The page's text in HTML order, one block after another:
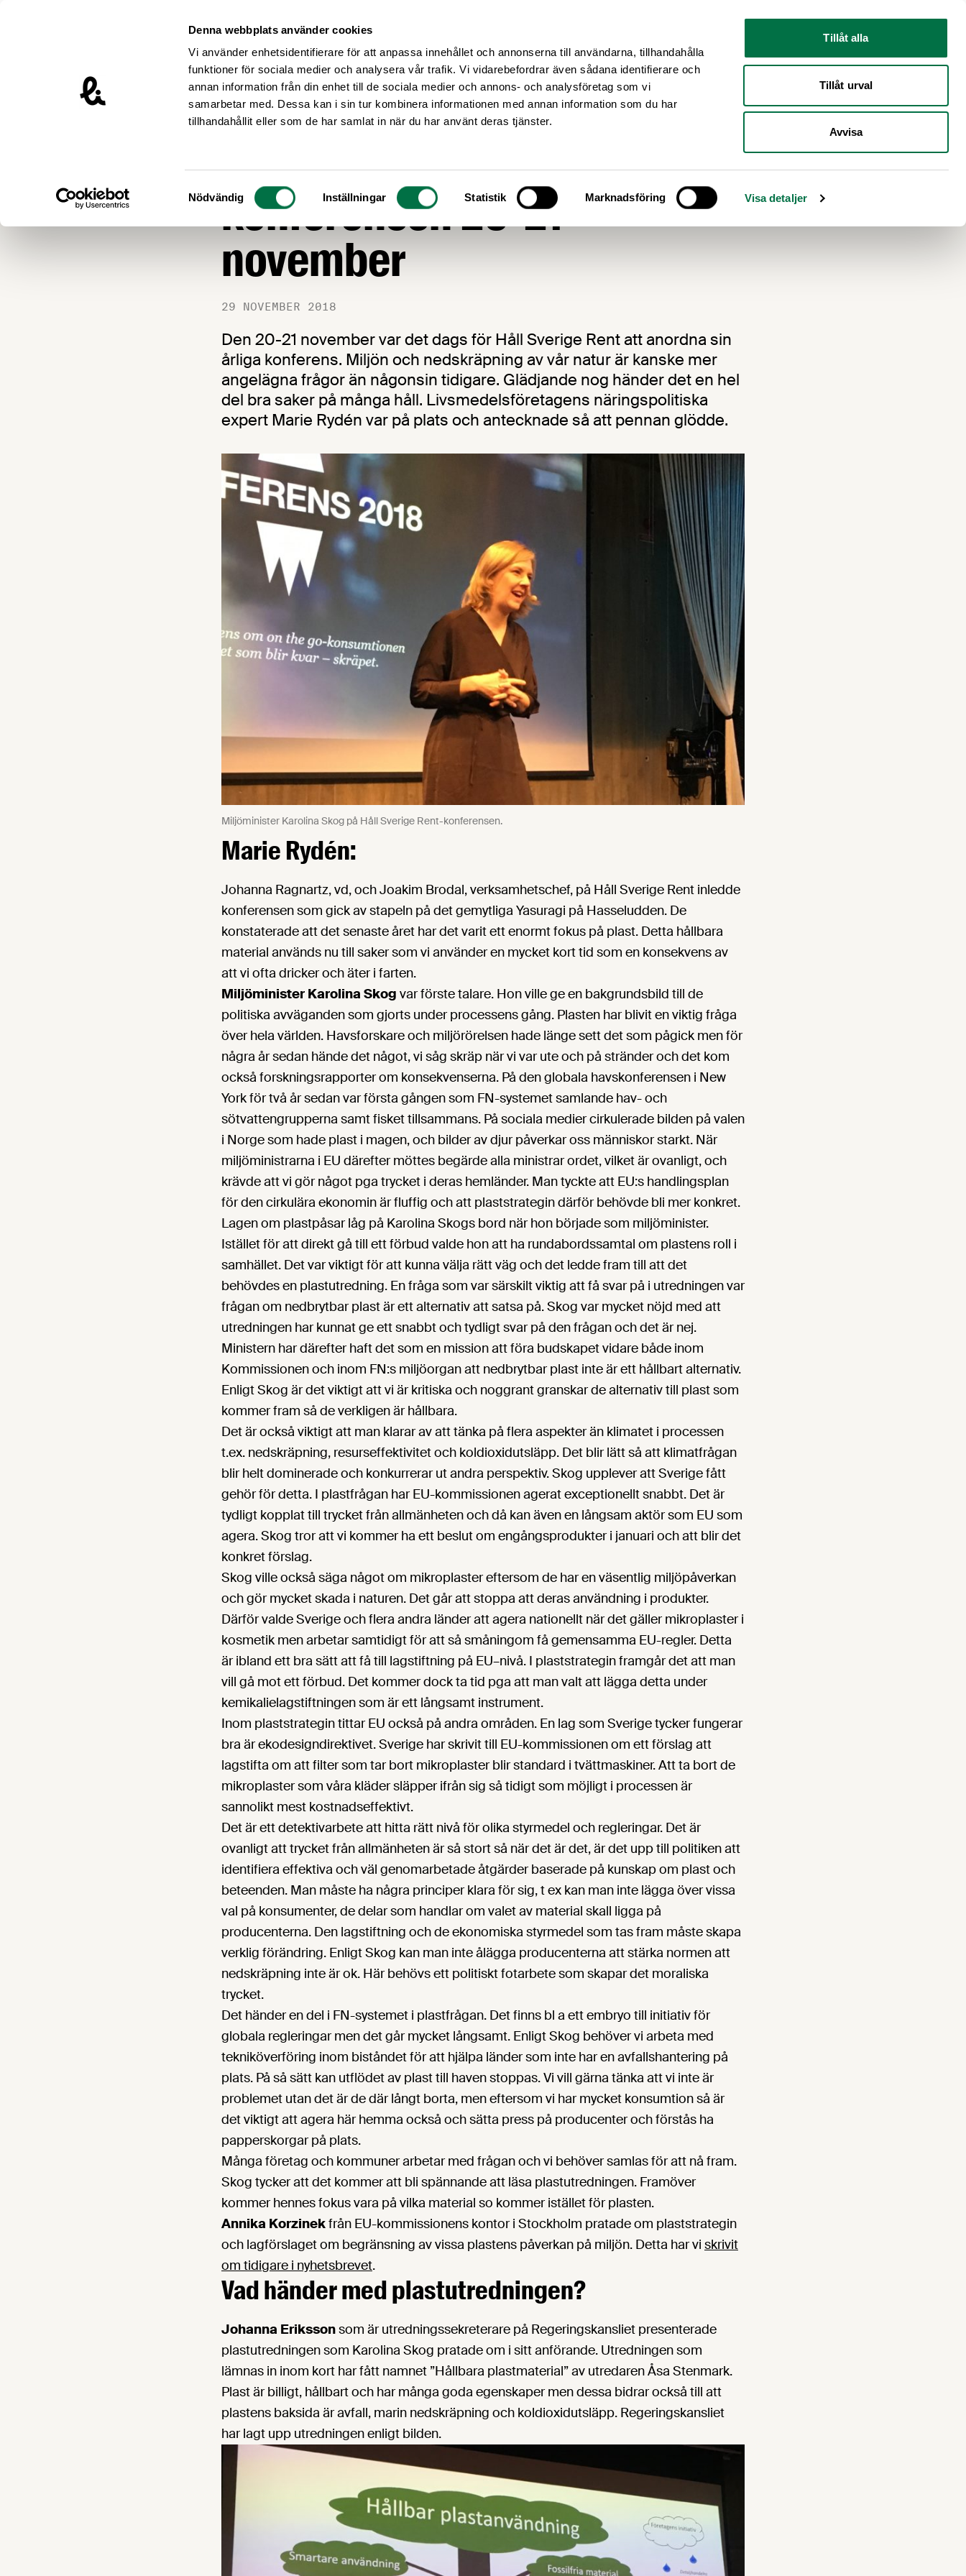
Denna webbplats använder cookies
Vi använder enhetsidentifierare för att anpassa innehållet och annonserna till användarna, tillhandahålla
funktioner för sociala medier och analysera vår trafik. Vi vidarebefordrar även sådana identifierare och
annan information från din enhet till de sociala medier och annons- och analysföretag som vi
samarbetar med. Dessa kan i sin tur kombinera informationen med annan information som du har
tillhandahållit eller som de har samlat in när du har använt deras tjänster.
Samtyckesval
Nödvändig Inställningar Statistik Marknadsföring Visa detaljer
Tillåt alla
Tillåt urval
Avvisa
Livsmedelsföretagen – till startsidan
Nyheter
Så var Håll Sverige rent-
konferensen 20-21
november
29 NOVEMBER 2018
Den 20-21 november var det dags för Håll Sverige Rent att anordna sin
årliga konferens. Miljön och nedskräpning av vår natur är kanske mer
angelägna frågor än någonsin tidigare. Glädjande nog händer det en hel
del bra saker på många håll. Livsmedelsföretagens näringspolitiska
expert Marie Rydén var på plats och antecknade så att pennan glödde.
Miljöminister Karolina Skog på Håll Sverige Rent-konferensen.
Marie Rydén:
Johanna Ragnartz, vd, och Joakim Brodal, verksamhetschef, på Håll Sverige Rent inledde
konferensen som gick av stapeln på det gemytliga Yasuragi på Hasseludden. De
konstaterade att det senaste året har det varit ett enormt fokus på plast. Detta hållbara
material används nu till saker som vi använder en mycket kort tid som en konsekvens av
att vi ofta dricker och äter i farten.
Miljöminister Karolina Skog var förste talare. Hon ville ge en bakgrundsbild till de
politiska avväganden som gjorts under processens gång. Plasten har blivit en viktig fråga
över hela världen. Havsforskare och miljörörelsen hade länge sett det som pågick men för
några år sedan hände det något, vi såg skräp när vi var ute och på stränder och det kom
också forskningsrapporter om konsekvenserna. På den globala havskonferensen i New
York för två år sedan var första gången som FN-systemet samlande hav- och
sötvattengrupperna samt fisket tillsammans. På sociala medier cirkulerade bilden på valen
i Norge som hade plast i magen, och bilder av djur påverkar oss människor starkt. När
miljöministrarna i EU därefter möttes begärde alla ministrar ordet, vilket är ovanligt, och
krävde att vi gör något pga trycket i deras hemländer. Man tyckte att EU:s handlingsplan
för den cirkulära ekonomin är fluffig och att plaststrategin därför behövde bli mer konkret.
Lagen om plastpåsar låg på Karolina Skogs bord när hon började som miljöminister.
Istället för att direkt gå till ett förbud valde hon att ha rundabordssamtal om plastens roll i
samhället. Det var viktigt för att kunna välja rätt väg och det ledde fram till att det
behövdes en plastutredning. En fråga som var särskilt viktig att få svar på i utredningen var
frågan om nedbrytbar plast är ett alternativ att satsa på. Skog var mycket nöjd med att
utredningen har kunnat ge ett snabbt och tydligt svar på den frågan och det är nej.
Ministern har därefter haft det som en mission att föra budskapet vidare både inom
Kommissionen och inom FN:s miljöorgan att nedbrytbar plast inte är ett hållbart alternativ.
Enligt Skog är det viktigt att vi är kritiska och noggrant granskar de alternativ till plast som
kommer fram så de verkligen är hållbara.
Det är också viktigt att man klarar av att tänka på flera aspekter än klimatet i processen
t.ex. nedskräpning, resurseffektivitet och koldioxidutsläpp. Det blir lätt så att klimatfrågan
blir helt dominerade och konkurrerar ut andra perspektiv. Skog upplever att Sverige fått
gehör för detta. I plastfrågan har EU-kommissionen agerat exceptionellt snabbt. Det är
tydligt kopplat till trycket från allmänheten och då kan även en långsam aktör som EU som
agera. Skog tror att vi kommer ha ett beslut om engångsprodukter i januari och att blir det
konkret förslag.
Skog ville också säga något om mikroplaster eftersom de har en väsentlig miljöpåverkan
och gör mycket skada i naturen. Det går att stoppa att deras användning i produkter.
Därför valde Sverige och flera andra länder att agera nationellt när det gäller mikroplaster i
kosmetik men arbetar samtidigt för att så småningom få gemensamma EU-regler. Detta
är ibland ett bra sätt att få till lagstiftning på EU–nivå. I plaststrategin framgår det att man
vill gå mot ett förbud. Det kommer dock ta tid pga att man valt att lägga detta under
kemikalielagstiftningen som är ett långsamt instrument.
Inom plaststrategin tittar EU också på andra områden. En lag som Sverige tycker fungerar
bra är ekodesigndirektivet. Sverige har skrivit till EU-kommissionen om ett förslag att
lagstifta om att filter som tar bort mikroplaster blir standard i tvättmaskiner. Att ta bort de
mikroplaster som våra kläder släpper ifrån sig så tidigt som möjligt i processen är
sannolikt mest kostnadseffektivt.
Det är ett detektivarbete att hitta rätt nivå för olika styrmedel och regleringar. Det är
ovanligt att trycket från allmänheten är så stort så när det är det, är det upp till politiken att
identifiera effektiva och väl genomarbetade åtgärder baserade på kunskap om plast och
beteenden. Man måste ha några principer klara för sig, t ex kan man inte lägga över vissa
val på konsumenter, de delar som handlar om valet av material skall ligga på
producenterna. Den lagstiftning och de ekonomiska styrmedel som tas fram måste skapa
verklig förändring. Enligt Skog kan man inte ålägga producenterna att stärka normen att
nedskräpning inte är ok. Här behövs ett politiskt fotarbete som skapar det moraliska
trycket.
Det händer en del i FN-systemet i plastfrågan. Det finns bl a ett embryo till initiativ för
globala regleringar men det går mycket långsamt. Enligt Skog behöver vi arbeta med
tekniköverföring inom biståndet för att hjälpa länder som inte har en avfallshantering på
plats. På så sätt kan utflödet av plast till haven stoppas. Vi vill gärna tänka att vi inte är
problemet utan det är de där långt borta, men eftersom vi har mycket konsumtion så är
det viktigt att agera här hemma också och sätta press på producenter och förstås ha
papperskorgar på plats.
Många företag och kommuner arbetar med frågan och vi behöver samlas för att nå fram.
Skog tycker att det kommer att bli spännande att läsa plastutredningen. Framöver
kommer hennes fokus vara på vilka material so kommer istället för plasten.
Annika Korzinekfrån EU-kommissionens kontor i Stockholm pratade om plaststrategin
och lagförslaget om begränsning av vissa plastens påverkan på miljön. Detta har vi skrivit
om tidigare i nyhetsbrevet.
Vad händer med plastutredningen?
Johanna Erikssonsom är utredningssekreterare på Regeringskansliet presenterade
plastutredningen som Karolina Skog pratade om i sitt anförande. Utredningen som
lämnas in inom kort har fått namnet ”Hållbara plastmaterial” av utredaren Åsa Stenmark.
Plast är billigt, hållbart och har många goda egenskaper men dessa bidrar också till att
plastens baksida är avfall, marin nedskräpning och koldioxidutsläpp. Regeringskansliet
har lagt upp utredningen enligt bilden.